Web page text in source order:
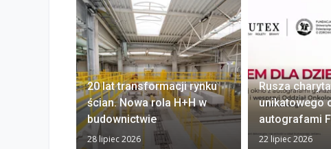
20 lat transformacji rynku
ścian. Nowa rola H+H w
budownictwie
28 lipiec 2026
Rusza
unikatowego
autografami
22 lipiec 2026